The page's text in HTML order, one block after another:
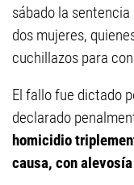
sábado la
dos mujeres,
cuchillazos para
El fallo fue dictado
declarado
homicidio
causa, con